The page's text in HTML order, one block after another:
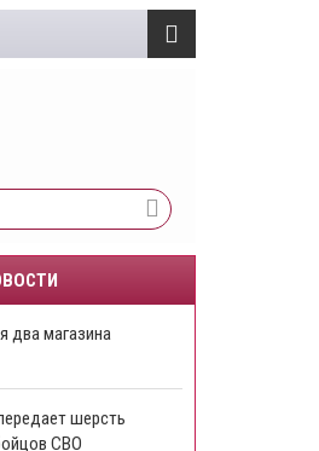
два магазина
шерсть
СВО